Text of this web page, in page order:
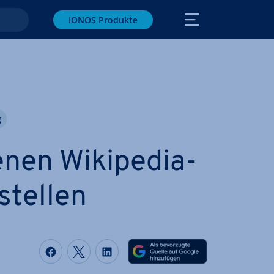
IONOS Produkte
Wikipedia-
Auf Facebook teilen
Auf Twitter teilen
Auf LinkedIn teilen